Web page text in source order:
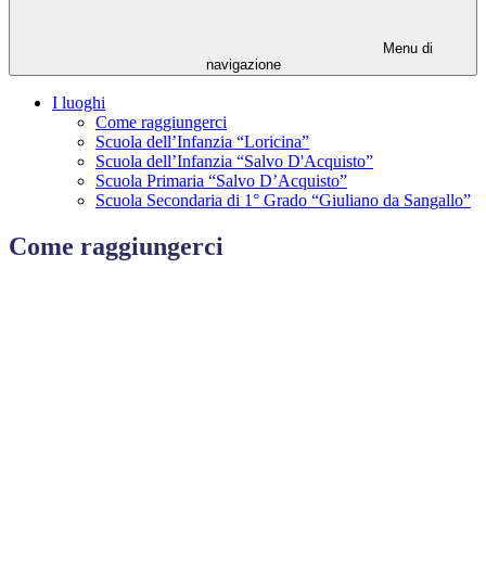
Menu di
navigazione
I luoghi
Come raggiungerci
Scuola dell’Infanzia “Loricina”
Scuola dell’Infanzia “Salvo D'Acquisto”
Scuola Primaria “Salvo D’Acquisto”
Scuola Secondaria di 1° Grado “Giuliano da Sangallo”
Come raggiungerci